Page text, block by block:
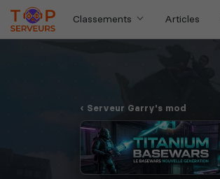
Classements Articles
Serveur Garry's mod